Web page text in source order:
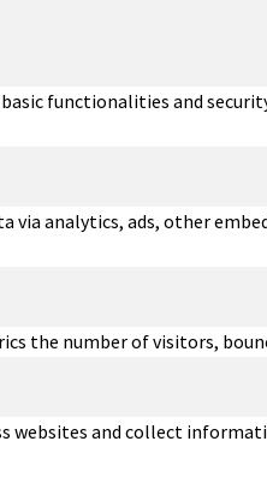
functionalities and
analytics, ads, other
the number of visitors,
websites and collect